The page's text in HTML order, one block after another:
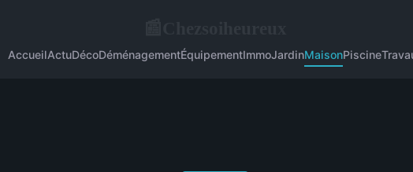
AccueilActuDécoDéménagementÉquipementImmoJardinMaisonPiscine